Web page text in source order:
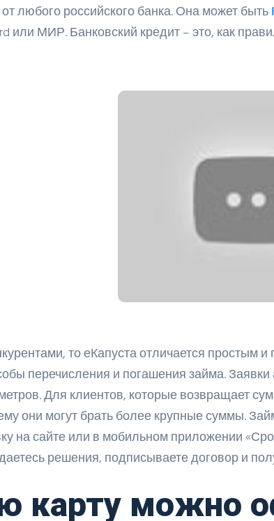
любого российского банка. Она может быть
или МИР. Банковский кредит – это, как
то еКапуста отличается
перечисления и погашения займа.
Для клиентов, которые возвращает
они могут брать более крупные суммы.
на сайте или в мобильном приложении
решения, подписываете договор и
карту можно